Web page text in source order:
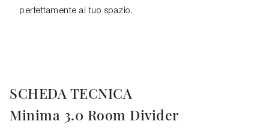
perfettamente al tuo spazio.
SCHEDA TECNICA
Minima 3.0 Room Divider